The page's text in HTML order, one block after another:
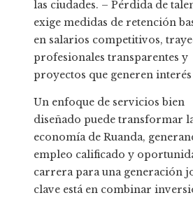
las ciudades. – Pérdida de
exige medidas de retención
en salarios competitivos,
profesionales transparentes y
proyectos que generen
Un enfoque de servicios bien
diseñado puede transformar
economía de Ruanda,
empleo calificado y
carrera para una generación
clave está en combinar